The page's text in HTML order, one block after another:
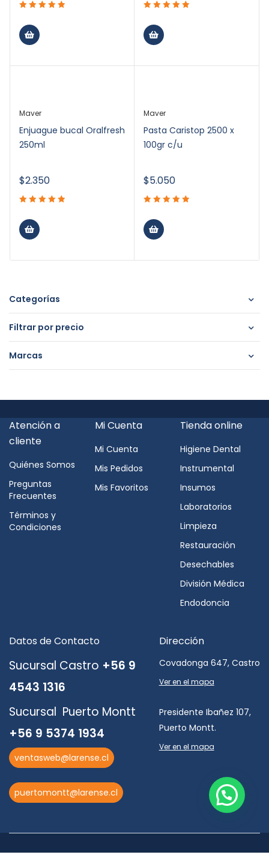
Categorías
Filtrar por precio
Marcas
Maver
Enjuague bucal Oralfresh
250ml
$2.350
Maver
Pasta Caristop 2500 x
100gr c/u
$5.050
Atención a
cliente
Quiénes Somos
Preguntas
Frecuentes
Términos y
Condiciones
Mi Cuenta
Mi Cuenta
Mis Pedidos
Mis Favoritos
Tienda online
Higiene Dental
Instrumental
Insumos
Laboratorios
Limpieza
Restauración
Desechables
División Médica
Endodoncia
Datos de Contacto
Sucursal Castro +56 9
4543 1316
Sucursal Puerto Montt
+56 9 5374 1934
ventasweb@larense.cl
puertomontt@larense.cl
Dirección
Covadonga 647, Castro
Ver en el mapa
Presidente Ibañez 107,
Puerto Montt.
Ver en el mapa